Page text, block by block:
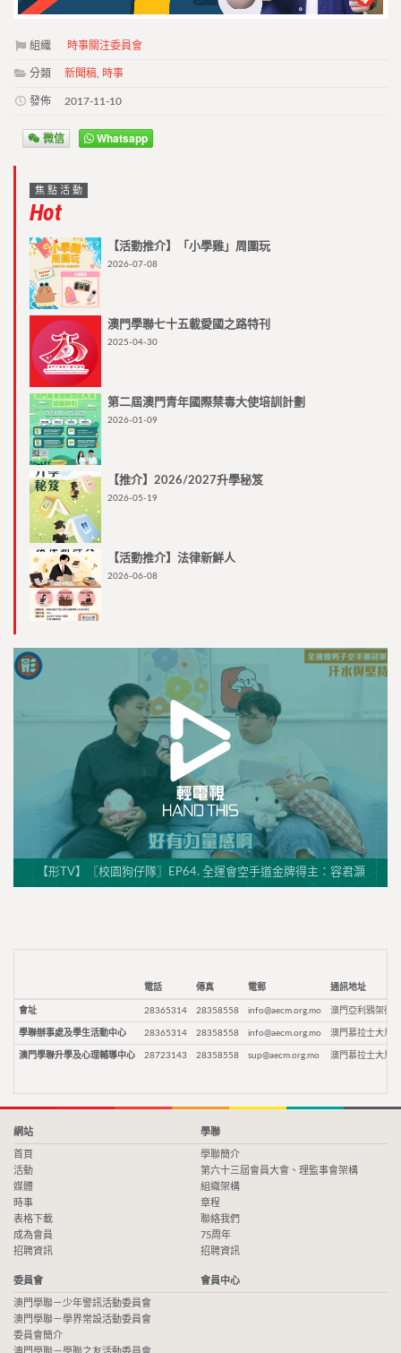
組織 時事關注委員會
分類 新聞稿 時事
發佈 2017-11-10
微信 Whatsapp
焦點活動
Hot
【活動推介】「小學雞」周圍玩
2026-07-08
澳門學聯七十五載愛國之路特刊
2025-04-30
第二屆澳門青年國際禁毒大使培訓計劃
2026-01-09
【推介】2026/2027升學秘笈
2026-05-19
【活動推介】法律新鮮人
2026-06-08
【形TV】〖校園狗仔隊〗EP64. 全運會空手道金牌得主：容君灝
電話 傳真 電郵 通訊地址
會址 28365314 28358558 info@aecm.org.mo 澳門亞利鴉架街9
學聯辦事處及學生活動中心 28365314 28358558 info@aecm.org.mo 澳門慕拉士大馬
澳門學聯升學及心理輔導中心 28723143 28358558 sup@aecm.org.mo 澳門慕拉士大馬
網站
首頁
活動
媒體
時事
表格下載
成為會員
招聘資訊
學聯
學聯簡介
第六十三屆會員大會、理監事會架構
組織架構
章程
聯絡我們
75周年
招聘資訊
委員會
澳門學聯－少年警訊活動委員會
澳門學聯－學界常設活動委員會
委員會簡介
會員中心